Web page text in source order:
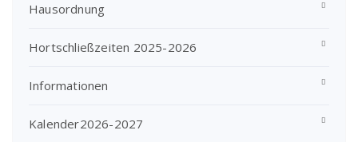
Hausordnung
Hortschließzeiten 2025-2026
Informationen
Kalender2026-2027